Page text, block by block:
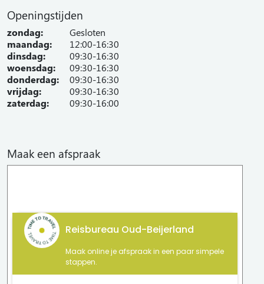
Openingstijden
zondag:
Gesloten
maandag:
12:00-16:30
dinsdag:
09:30-16:30
woensdag:
09:30-16:30
donderdag:
09:30-16:30
vrijdag:
09:30-16:30
zaterdag:
09:30-16:00
Maak een afspraak